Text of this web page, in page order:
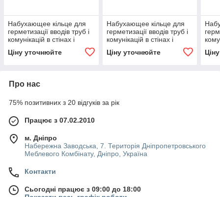
Набухающее кільце для
герметизації вводів труб і
комунікацій в стінах і
плитах перекриттів 36х22
мм
Ціну уточнюйте
Набухающее кільце для
герметизації вводів труб і
комунікацій в стінах і
плитах перекриттів 48х35
мм
Ціну уточнюйте
мм
Про нас
75% позитивних з 20 відгуків за рік
Працює з 07.02.2010
м. Дніпро
Набережна Заводська, 7. Територія Дніпропетровського
Меблевого Комбінату, Дніпро, Україна
Контакти
Сьогодні працює з 09:00 до 18:00